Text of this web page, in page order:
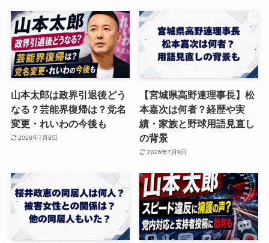
山本太郎は政界引退後どう
なる？芸能界復帰は？党名
変更・れいわの今後も
2026年7月9日
【宮城県高野連理事長】松
本嘉次は何者？経歴や実
績・家族と野球用語見直し
の背景
2026年7月9日